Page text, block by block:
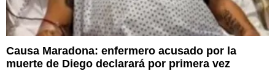
Causa Maradona: enfermero acusado por la
muerte de Diego declarará por primera vez